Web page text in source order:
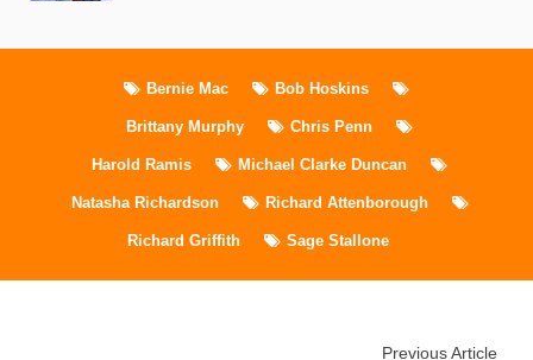
Bernie Mac Bob Hoskins
Brittany Murphy Chris Penn
Harold Ramis Michael Clarke Duncan
Natasha Richardson Richard Attenborough
Richard Griffith Sage Stallone
Previous Article